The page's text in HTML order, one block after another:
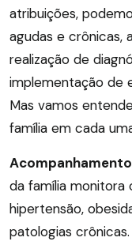
atribuições,
agudas e crônicas,
realização de
implementação de
Mas vamos
família em cada
da família monitora
hipertensão,
patologias